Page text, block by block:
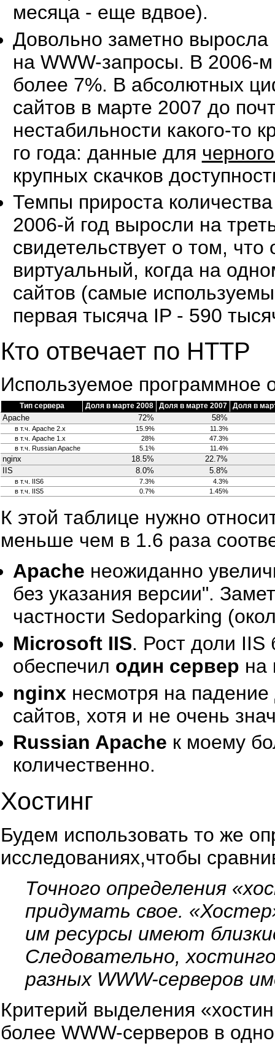
месяца - еще вдвое).
Довольно заметно
на WWW-запросы. В 2006-
более 7%. В абсолютных
сайтов в марте 2007 до
нестабильности какого-то
го года: данные для
крупных скачков
Темпы прироста
2006-й год выросли на
свидетельствует о том,
виртуальный, когда на
сайтов (самые
первая тысяча IP - 590
Кто отвечает по HTTP
Используемое программное
Тип сервера Доля в марте 2008 Доля в марте 2007 Доля в
Apache 72% 58%
в т.ч. Apache 2.x 15.9%
11.3%
в т.ч. Apache 1.x
28%
47.3%
в т.ч. Russian Apache
5.1% 11.4%
nginx 18.5%
22.7%
IIS
8.0% 5.8%
в т.ч. IIS6 7.3%
4.3%
в т.ч. IIS5
0.7% 1.45%
К этой таблице нужно
меньше чем в 1.6 раза
Apache неожиданно
без указания версии".
частности Sedoparking
Microsoft IIS. Рост доли IIS
обеспечил один сервер на
nginx несмотря на
сайтов, хотя и не очень
Russian Apache к моему
количественно.
Хостинг
Будем использовать то же
исследованиях,чтобы
Точного определения
придумать свое.
им ресурсы имеют
Следовательно,
разных WWW-серверов
Критерий выделения
более WWW-серверов в